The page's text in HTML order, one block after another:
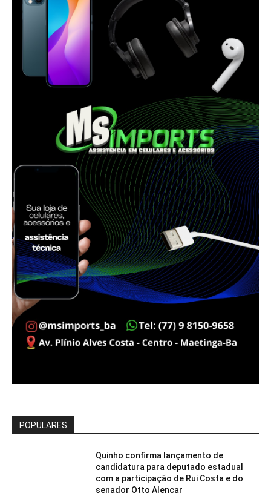
POPULARES
Quinho confirma lançamento de
candidatura para deputado estadual
com a participação de Rui Costa e do
senador Otto Alencar